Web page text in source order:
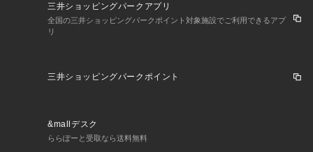
三井ショッピングパークアプリ
全国の三井ショッピングパークポイント対象施設でご利用できるアプ
リ
三井ショッピングパークポイント
&mallデスク
ららぽーと受取なら送料無料